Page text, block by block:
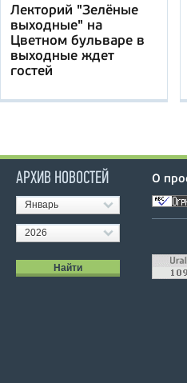
Лекторий "Зелёные
выходные" на
Цветном бульваре в
выходные ждет
гостей
АРХИВ НОВОСТЕЙ
Январь
2026
О